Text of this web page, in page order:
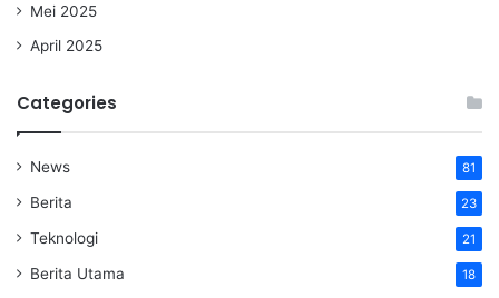
Mei 2025
April 2025
Categories
News 81
Berita 23
Teknologi 21
Berita Utama 18